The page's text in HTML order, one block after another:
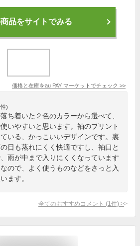
品をサイトでみる
価格と在庫をau PAY マーケット でチェック >>
)
ち着いた２色のカラーから選べて、
いやすいと思います。袖のプリント
いる、かっこいいデザインです。裏
日も蒸れにくく快適ですし、袖口と
雨が中まで入りにくくなっています
ので、よく使うものなどをさっと入
ます。
全てのおすすめコメント (1 件) >